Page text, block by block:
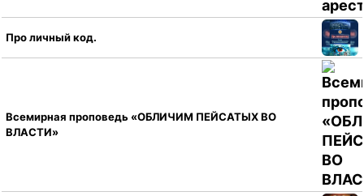
Про личный код.
Всемирная проповедь «ОБЛИЧИМ ПЕЙСАТЫХ ВО
ВЛАСТИ»